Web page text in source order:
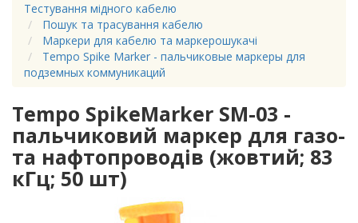
Тестування мідного кабелю
Пошук та трасування кабелю
Маркери для кабелю та маркерошукачі
Tempo Spike Marker - пальчиковые маркеры для
подземных коммуникаций
Tempo SpikeMarker SM-03 -
пальчиковий маркер для газо-
та нафтопроводів (жовтий; 83
кГц; 50 шт)